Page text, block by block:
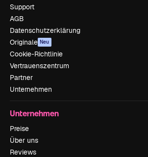
Support
AGB
Datenschutzerklärung
Originale Neu
Cookie-Richtlinie
Vertrauenszentrum
Partner
Unternehmen
Unternehmen
Preise
Über uns
Reviews